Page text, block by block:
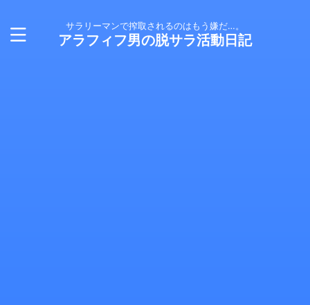
サラリーマンで搾取されるのはもう嫌だ…。
アラフィフ男の脱サラ活動日記